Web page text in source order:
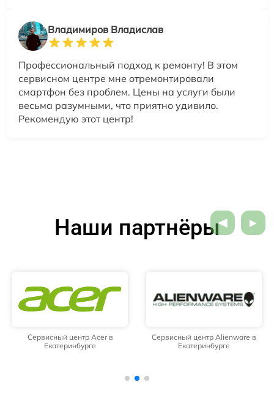
Владимиров Владислав
Профессиональный подход к ремонту! В этом
сервисном центре мне отремонтировали
смартфон без проблем. Цены на услуги были
весьма разумными, что приятно удивило.
Рекомендую этот центр!
Наши партнёры
Сервисный центр Acer в
Екатеринбурге
Сервисный центр Alienware в
Екатеринбурге